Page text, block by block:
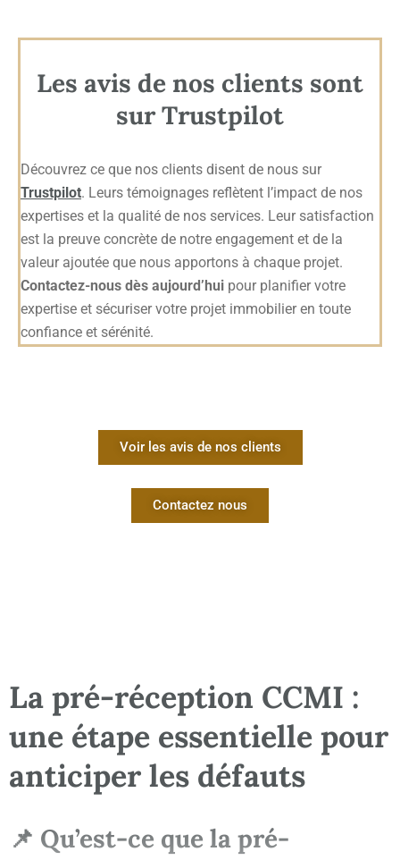
Les avis de nos clients sont
sur Trustpilot
Découvrez ce que nos clients disent de nous sur
Trustpilot. Leurs témoignages reflètent l’impact de nos
expertises et la qualité de nos services. Leur satisfaction
est la preuve concrète de notre engagement et de la
valeur ajoutée que nous apportons à chaque projet.
Contactez-nous dès aujourd’hui pour planifier votre
expertise et sécuriser votre projet immobilier en toute
confiance et sérénité.
Voir les avis de nos clients
Contactez nous
La pré-réception CCMI :
une étape essentielle pour
anticiper les défauts
📌 Qu’est-ce que la pré-